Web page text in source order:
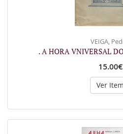
VEIGA,
. A HORA VNIVERSAL
15.00€
Ver Item